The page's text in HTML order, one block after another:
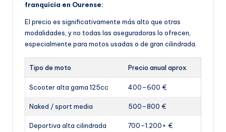
franquicia en Ourense:
El precio es significativamente más alto que otras
modalidades, y no todas las aseguradoras lo ofrecen,
especialmente para motos usadas o de gran cilindrada.
Tipo de moto Precio anual aprox.
Scooter alta gama 125cc 400–600 €
Naked / sport media 500–800 €
Deportiva alta cilindrada 700–1.200+ €